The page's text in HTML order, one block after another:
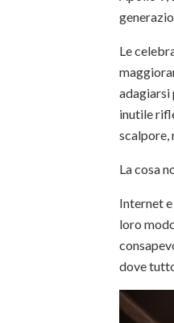
Le
adagiarsi
inutile
scalpore,
La cosa
Internet
loro
dove